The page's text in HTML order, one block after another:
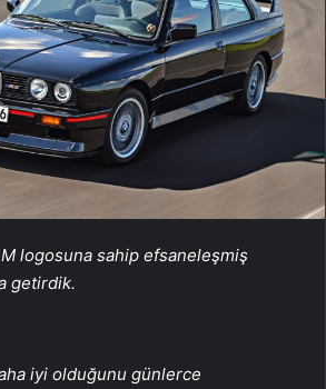
logosuna sahip efsaneleşmiş
getirdik.
iyi olduğunu günlerce